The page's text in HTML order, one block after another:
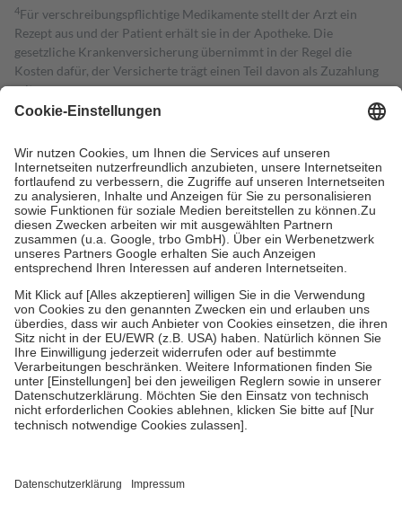
4Für verschreibungspflichtige Medikamente stellt der Arzt ein
Rezept aus und der Patient erhält sie in der Apotheke. Die
gesetzliche Krankenversicherung übernimmt in der Regel die
Kosten dafür, der Versicherte trägt einen Teil davon als Zuzahlung
mit.
Grundsätzlich leisten Mitglieder Zuzahlungen in Höhe von zehn
höchstens zehn Euro.
Es sind jedoch nie mehr als die tatsächlichen
Kosten der Leistung zu entrichten.
Diese Regeln gelten grundsätzlich auch für Online-Apotheken.
Bei Heilmitteln und häuslicher Krankenpflege beträgt die
Zuzahlung zehn Prozent der Kosten sowie zehn Euro je
Verordnung.
Um das Engagement der Versicherten für ihre eigene Gesundheit zu
stärken und die besondere Stellung der Familie zu unterstützen,
fallenkeine Zuzahlungenan bei:
• Kindern und Jugendlichen bis zum vollendeten 18. Lebensjahr
mit Ausnahme der Fahrkosten
• Untersuchungen zur Vorsorge und Früherkennung, die von der
GKV getragen werden
• empfohlenen Schutzimpfungen
• Harn- und Blutteststreifen
getroffen, um sicherzustellen, dass es sich um echte Bewertungen